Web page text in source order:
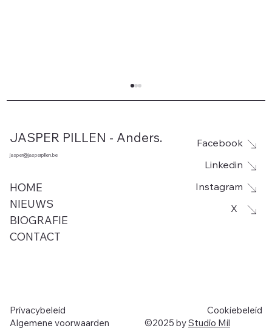
Vlaamse automobilist mag geen euro
extra betalen door wegenvignet
JASPER PILLEN - Anders.
jasper@jasperpillen.be
HOME
NIEUWS
BIOGRAFIE
CONTACT
Facebook
Linkedin
Instagram
X
Privacybeleid
Algemene voorwaarden
©2025 by Studio Mil
Cookiebeleid